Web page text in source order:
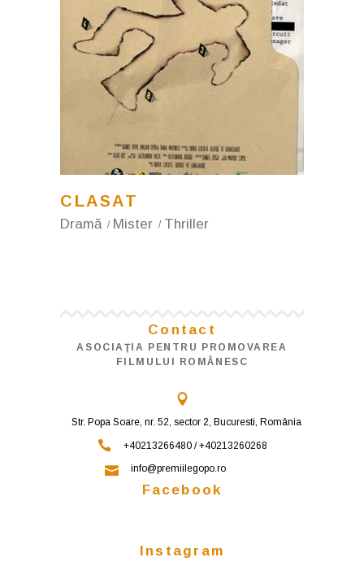
CLASAT
Dramă Mister Thriller
Contact
ASOCIAŢIA PENTRU PROMOVAREA
FILMULUI ROMÂNESC
Str. Popa Soare, nr. 52, sector 2, Bucuresti, România
+40213266480 / +40213260268
info@premiilegopo.ro
Facebook
Instagram